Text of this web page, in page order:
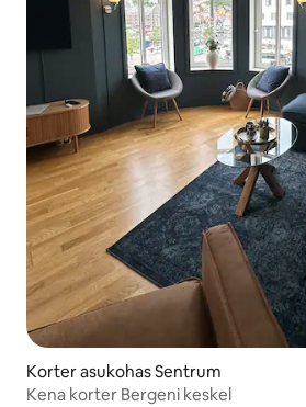
Korter asukohas Sentrum
Kena korter Bergeni keskel